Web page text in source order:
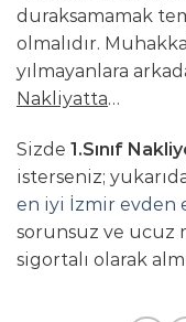
duraksamamak
olmalıdır.
yılmayanlara
Nakliyatta…
Sizde 1.Sınıf
isterseniz;
en iyi İzmir evden
sorunsuz ve ucuz
sigortalı olarak